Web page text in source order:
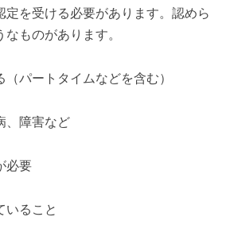
定を受ける必要があります。認めら
ものがあります。
パートタイムなどを含む）
、障害など
必要
いること